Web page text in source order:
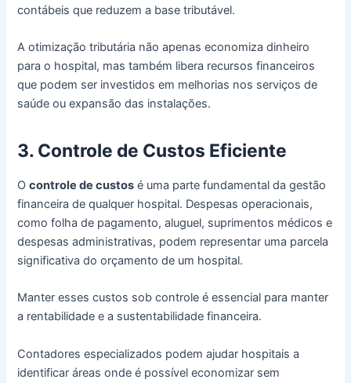
contábeis que reduzem a base tributável.
A otimização tributária não apenas economiza dinheiro
para o hospital, mas também libera recursos financeiros
que podem ser investidos em melhorias nos serviços de
saúde ou expansão das instalações.
3. Controle de Custos Eficiente
Ocontrole de custos é uma parte fundamental da gestão
financeira de qualquer hospital. Despesas operacionais,
como folha de pagamento, aluguel, suprimentos médicos e
despesas administrativas, podem representar uma parcela
significativa do orçamento de um hospital.
Manter esses custos sob controle é essencial para manter
a rentabilidade e a sustentabilidade financeira.
Contadores especializados podem ajudar hospitais a
identificar áreas onde é possível economizar sem